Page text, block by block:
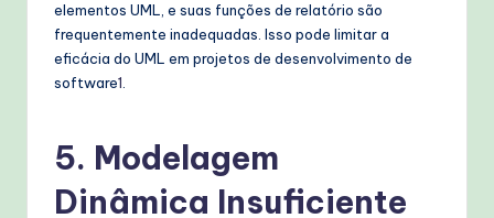
elementos UML, e suas funções de relatório são
frequentemente inadequadas. Isso pode limitar a
eficácia do UML em projetos de desenvolvimento de
software1
5. Modelagem
Dinâmica Insuficiente